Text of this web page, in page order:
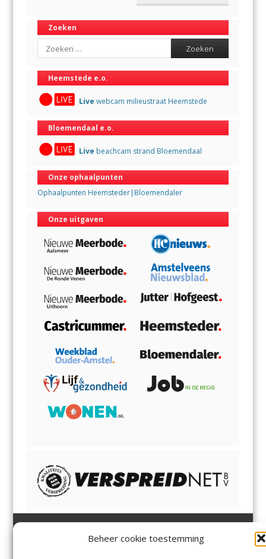
Beheer cookie toestemming
Zoeken
Search
Heemstede e.o.
Live webcam milieustraat Heemstede
Bloemendaal e.o.
Live beachcam strand Bloemendaal
Onze ophaalpunten
Ophaalpunten Heemsteder|Bloemendaler
Onze uitgaven